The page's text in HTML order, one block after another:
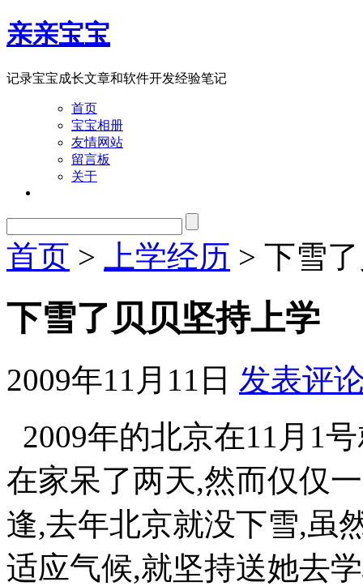
亲亲宝宝
记录宝宝成长文章和软件开发经验笔记
首页
宝宝相册
友情网站
留言板
关于
首页 > 上学经历 > 下雪
下雪了贝贝坚持上学
2009年11月11日 发表评
2009年的北京在11月1
在家呆了两天,然而仅仅
逢,去年北京就没下雪,虽
适应气候,就坚持送她去